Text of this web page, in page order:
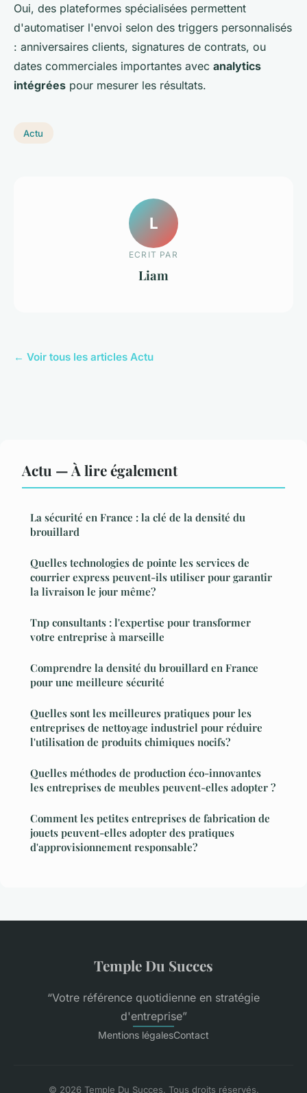
Oui, des plateformes spécialisées permettent
d'automatiser l'envoi selon des triggers personnalisés
: anniversaires clients, signatures de contrats, ou
dates commerciales importantes avec analytics
intégrées pour mesurer les résultats.
Actu
L
ECRIT PAR
Liam
← Voir tous les articles Actu
Actu — À lire également
La sécurité en France : la clé de la densité du
brouillard
Quelles technologies de pointe les services de
courrier express peuvent-ils utiliser pour garantir
la livraison le jour même?
Tnp consultants : l'expertise pour transformer
votre entreprise à marseille
Comprendre la densité du brouillard en France
pour une meilleure sécurité
Quelles sont les meilleures pratiques pour les
entreprises de nettoyage industriel pour réduire
l'utilisation de produits chimiques nocifs?
Quelles méthodes de production éco-innovantes
les entreprises de meubles peuvent-elles adopter ?
Comment les petites entreprises de fabrication de
jouets peuvent-elles adopter des pratiques
d'approvisionnement responsable?
Temple Du Succes
“Votre référence quotidienne en stratégie
d'entreprise”
Mentions légalesContact
© 2026 Temple Du Succes. Tous droits réservés.